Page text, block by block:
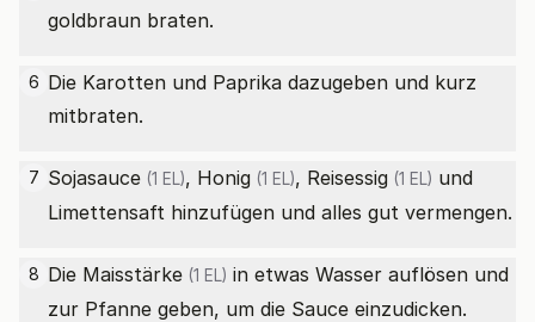
goldbraun braten.
6 Die Karotten und Paprika dazugeben und kurz
mitbraten.
7 Sojasauce (1 EL), Honig (1 EL), Reisessig (1 EL) und
Limettensaft hinzufügen und alles gut vermengen.
8 Die Maisstärke (1 EL) in etwas Wasser auflösen und
zur Pfanne geben, um die Sauce einzudicken.